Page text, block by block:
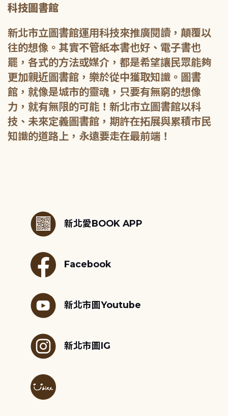
科技圖書館
新北市立圖書館運用科技來推廣閱讀，顛覆以
往的想像。其實不管紙本書也好、電子書也
罷，各式的方法或媒介，都是希望讓民眾能夠
更加親近圖書館，樂於從中獲取知識。圖書
館，就像是城市的靈魂，只要有無窮的想像
力，就有無限的可能！新北市立圖書館以科
技、未來定義圖書館，期許在拓展與累積市民
知識的道路上，永遠要走在最前端！
新北愛BOOK APP
Facebook
新北市圖Youtube
新北市圖IG